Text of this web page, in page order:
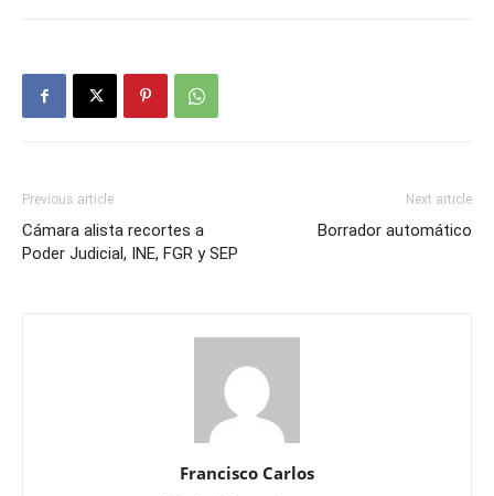
Previous article
Cámara alista recortes a
Poder Judicial, INE, FGR y SEP
Next article
Borrador automático
Francisco Carlos